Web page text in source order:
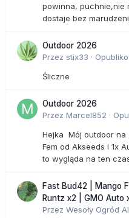
powinna, puchnie,nie
dostaje bez
Outdoor 2026
Przez stix33 ·
Śliczne
Outdoor 2026
Przez Marcel852 ·
Hejka Mój outdoor na
Fem od Akseeds i 1x
to wygląda na ten
Fast Bud42 | Mango
Runtz x2 | GMO Auto
Przez Wesoły Ogród